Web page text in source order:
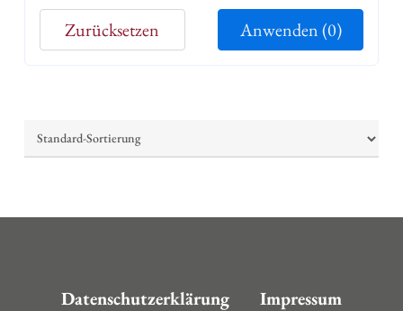
Anwenden(0)
Zurücksetzen
Datenschutzerklärung Impressum